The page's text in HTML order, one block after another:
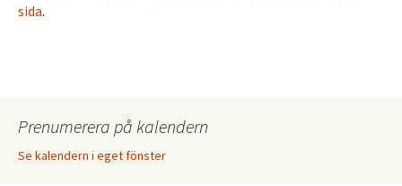
sida.
Prenumerera på kalendern
Se kalendern i eget fönster